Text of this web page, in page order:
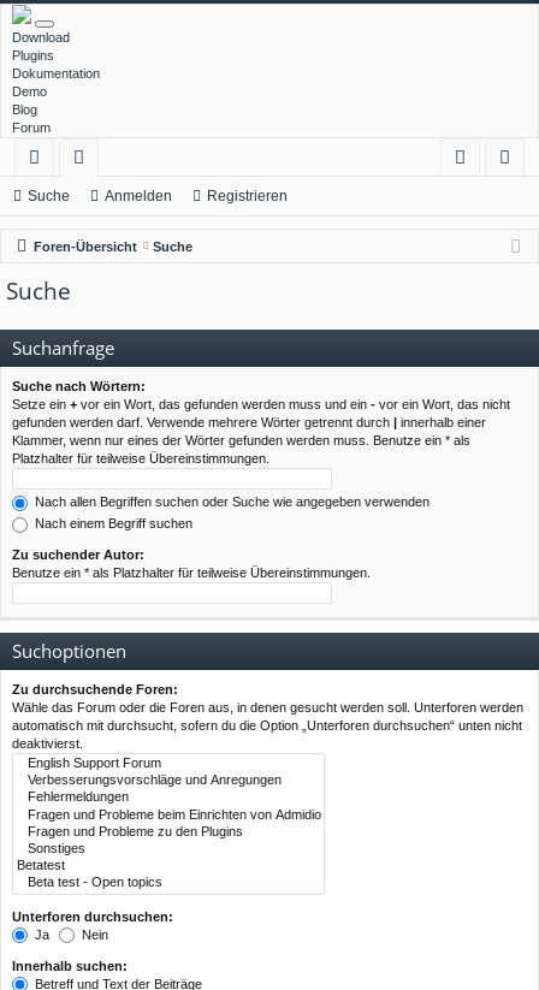
Download
Plugins
Dokumentation
Demo
Blog
Forum
ch
ne
llz
ug
rif
f
en
m
el
ist
rie
Suche Anmelden Registrieren
Foren-Übersicht Suche
Suche
Suchanfrage
Suche nach Wörtern:
Setze ein + vor ein Wort, das gefunden werden muss und ein - vor ein Wort, das nicht
gefunden werden darf. Verwende mehrere Wörter getrennt durch | innerhalb einer
Klammer, wenn nur eines der Wörter gefunden werden muss. Benutze ein * als
Platzhalter für teilweise Übereinstimmungen.
Nach allen Begriffen suchen oder Suche wie angegeben verwenden
Nach einem Begriff suchen
Zu suchender Autor:
Benutze ein * als Platzhalter für teilweise Übereinstimmungen.
Suchoptionen
Zu durchsuchende Foren:
Wähle das Forum oder die Foren aus, in denen gesucht werden soll. Unterforen werden
automatisch mit durchsucht, sofern du die Option „Unterforen durchsuchen“ unten nicht
deaktivierst.
Unterforen durchsuchen:
Ja
Nein
Innerhalb suchen:
Betreff und Text der Beiträge